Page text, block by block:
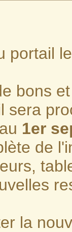
portail
bons
sera
1er
de
la